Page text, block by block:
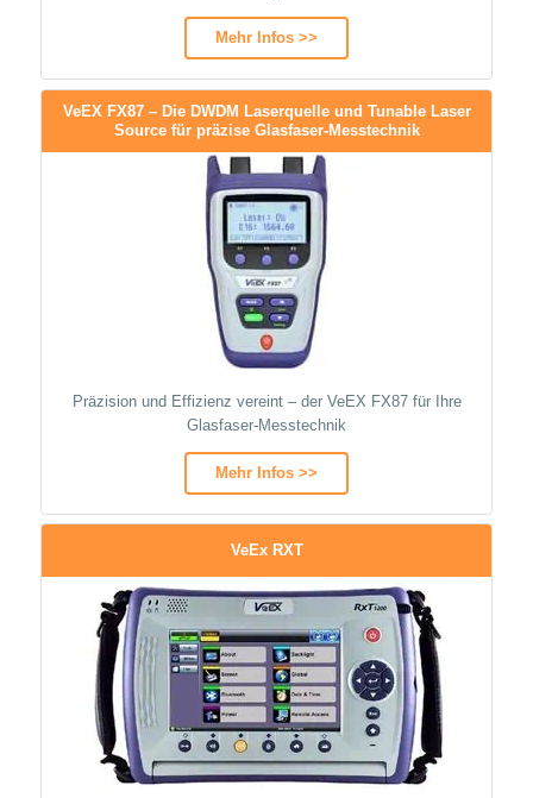
Mehr Infos >>
VeEX FX87 – Die DWDM Laserquelle und Tunable Laser
Source für präzise Glasfaser-Messtechnik
Präzision und Effizienz vereint – der VeEX FX87 für Ihre
Glasfaser-Messtechnik
Mehr Infos >>
VeEx RXT